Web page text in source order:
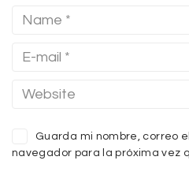
Guarda mi nombre, correo
navegador para la próxima vez